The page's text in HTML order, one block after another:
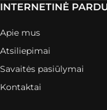
INTERNETINĖ
Apie mus
Atsiliepimai
Savaitės pasiūlymai
Kontaktai